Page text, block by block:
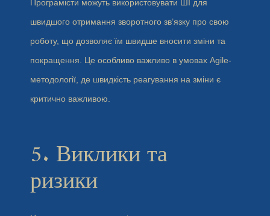
Програмісти можуть використовувати ШІ для
швидшого отримання зворотного зв’язку про свою
роботу, що дозволяє їм швидше вносити зміни та
покращення. Це особливо важливо в умовах Agile-
методології, де швидкість реагування на зміни є
критично важливою.
5. Виклики та
ризики